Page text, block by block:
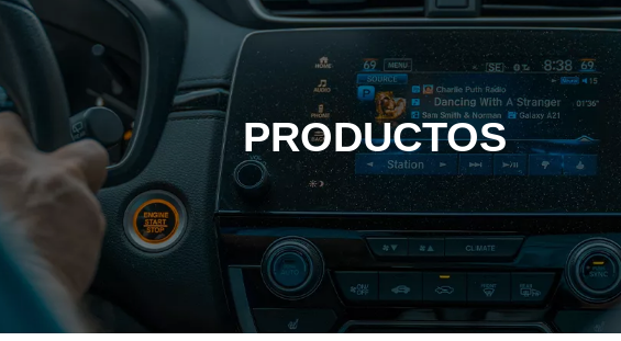
Serie OEM de 12,3'
Pantalla 2K de 10,36'
Pantalla vertical de 9,7'
7'panel retráctil Android
9'/10'android
Los recién llegados
Reproductor de MP3 para coche
PRODUCTOS